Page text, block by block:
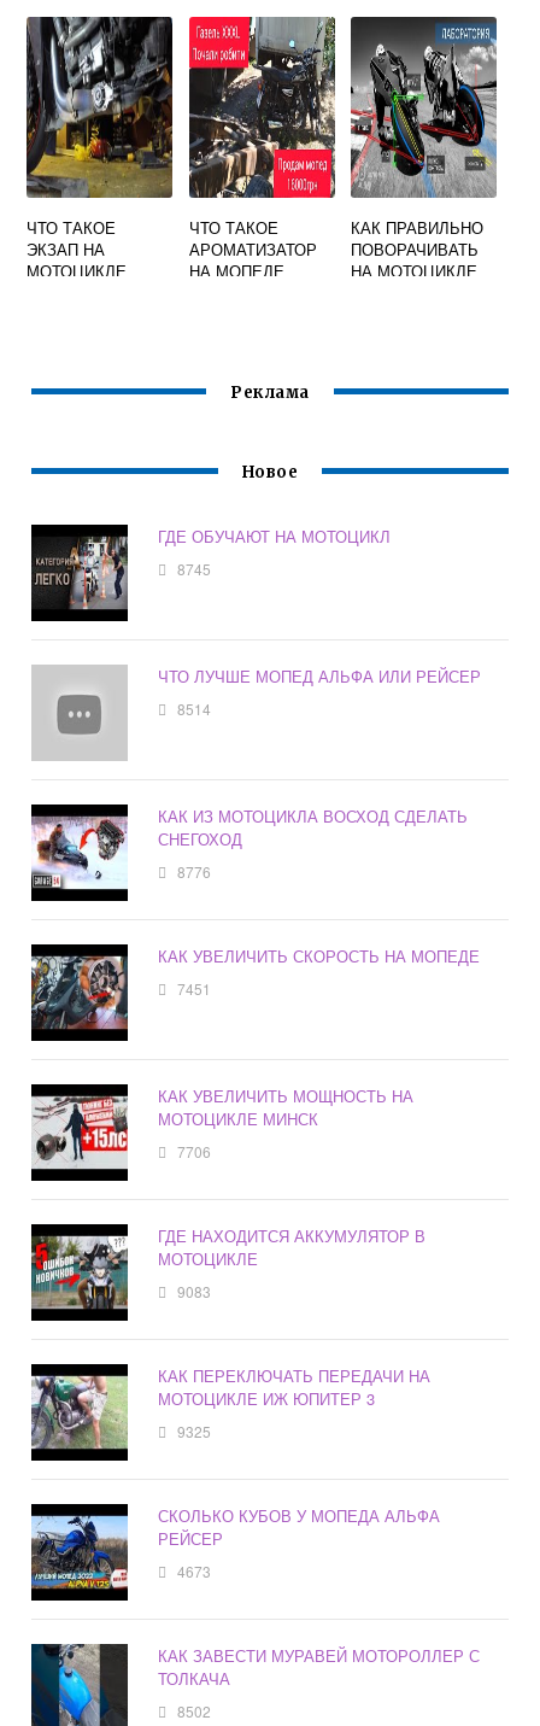
ЧТО ТАКОЕ
ЭКЗАП НА
МОТОЦИКЛЕ
ЧТО ТАКОЕ
АРОМАТИЗАТОР
НА МОПЕДЕ
КАК ПРАВИЛЬНО
ПОВОРАЧИВАТЬ
НА МОТОЦИКЛЕ
Реклама
Новое
ГДЕ ОБУЧАЮТ НА МОТОЦИКЛ
8745
ЧТО ЛУЧШЕ МОПЕД АЛЬФА ИЛИ РЕЙСЕР
8514
КАК ИЗ МОТОЦИКЛА ВОСХОД СДЕЛАТЬ
СНЕГОХОД
8776
КАК УВЕЛИЧИТЬ СКОРОСТЬ НА МОПЕДЕ
7451
КАК УВЕЛИЧИТЬ МОЩНОСТЬ НА
МОТОЦИКЛЕ МИНСК
7706
ГДЕ НАХОДИТСЯ АККУМУЛЯТОР В
МОТОЦИКЛЕ
9083
КАК ПЕРЕКЛЮЧАТЬ ПЕРЕДАЧИ НА
МОТОЦИКЛЕ ИЖ ЮПИТЕР 3
9325
СКОЛЬКО КУБОВ У МОПЕДА АЛЬФА
РЕЙСЕР
4673
КАК ЗАВЕСТИ МУРАВЕЙ МОТОРОЛЛЕР С
ТОЛКАЧА
8502